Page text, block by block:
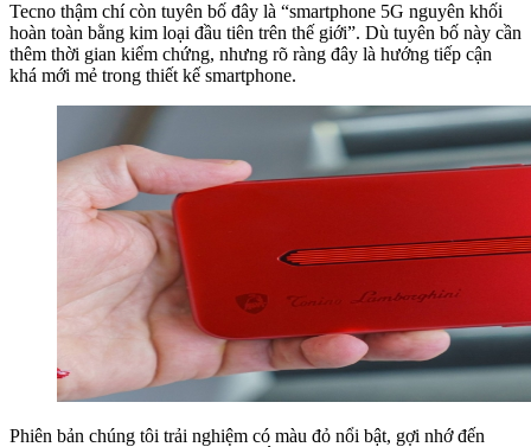
Tecno thậm chí còn tuyên bố đây là “smartphone 5G nguyên khối
hoàn toàn bằng kim loại đầu tiên trên thế giới”. Dù tuyên bố này cần
thêm thời gian kiểm chứng, nhưng rõ ràng đây là hướng tiếp cận
khá mới mẻ trong thiết kế smartphone.
Phiên bản chúng tôi trải nghiệm có màu đỏ nổi bật, gợi nhớ đến